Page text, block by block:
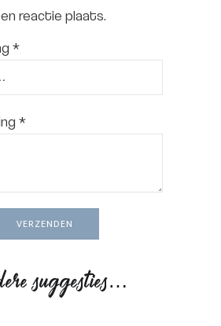
reactie plaats.
*
*
suggesties…